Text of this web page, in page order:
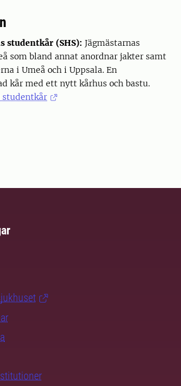
studentkår (SHS): Jägmästarnas
som bland annat anordnar jakter samt
i Umeå och i Uppsala. En
kår med ett nytt kårhus och bastu.
studentkår